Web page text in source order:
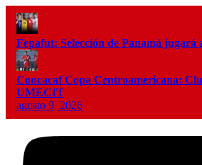
Fepafut: Selección de Panamá jugará
Concacaf Copa Centroamericana:
UMECIT
agosto 9, 2026